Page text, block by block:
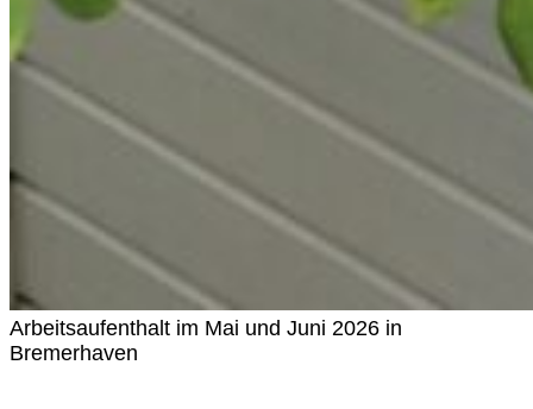
Arbeitsaufenthalt im Mai und Juni 2026 in
Bremerhaven